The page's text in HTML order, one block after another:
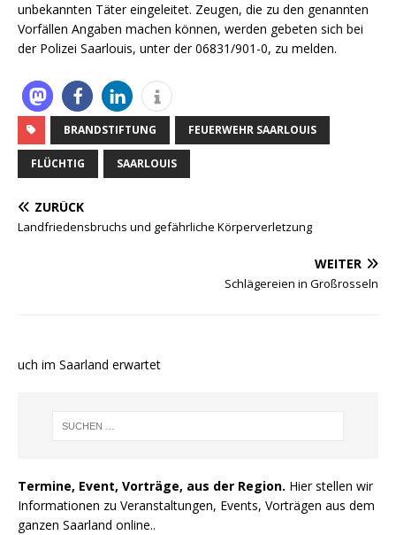
unbekannten Täter eingeleitet. Zeugen, die zu den genannten
Vorfällen Angaben machen können, werden gebeten sich bei
der Polizei Saarlouis, unter der 06831/901-0, zu melden.
BRANDSTIFTUNG FEUERWEHR SAARLOUIS
FLÜCHTIG SAARLOUIS
ZURÜCK
Landfriedensbruchs und gefährliche Körperverletzung
WEITER
Schlägereien in Großrosseln
im Saarland erwartet
Termine, Event, Vorträge, aus der Region. Hier stellen wir
Informationen zu Veranstaltungen, Events, Vorträgen aus dem
ganzen Saarland online..